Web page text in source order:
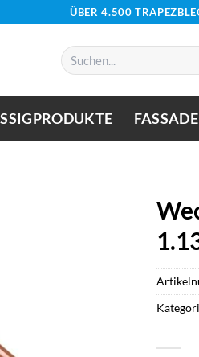
ÜBER 4.500
Suchen
nach: